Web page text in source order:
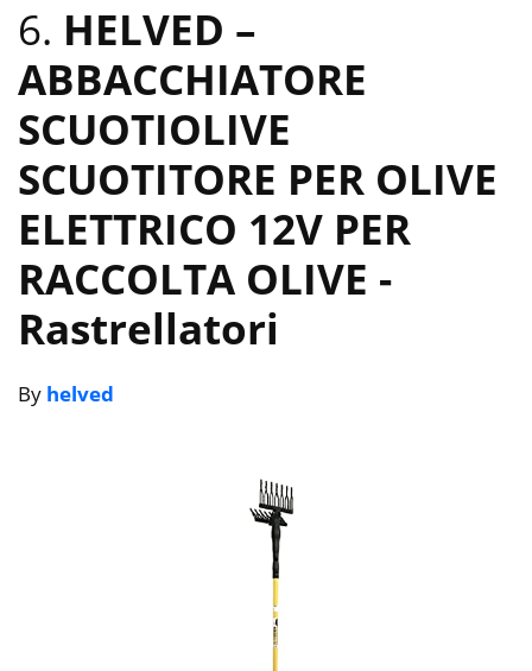
6. HELVED –
ABBACCHIATORE
SCUOTIOLIVE
SCUOTITORE PER OLIVE
ELETTRICO 12V PER
RACCOLTA OLIVE -
Rastrellatori
By helved